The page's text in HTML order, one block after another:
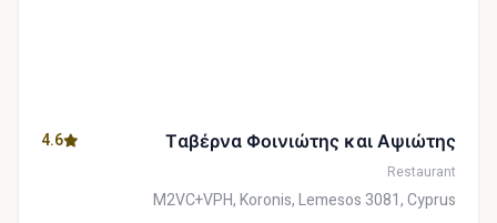
Ταβέρνα Φοινιώτης και Αψιώτης
4.6
Restaurant
M2VC+VPH, Koronis, Lemesos 3081, Cyprus